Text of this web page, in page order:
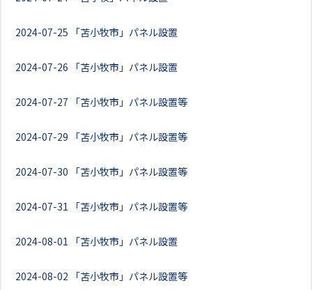
2024-07-25 「苫小牧市」パネル設置
2024-07-26 「苫小牧市」パネル設置
2024-07-27 「苫小牧市」パネル設置等
2024-07-29 「苫小牧市」パネル設置等
2024-07-30 「苫小牧市」パネル設置等
2024-07-31 「苫小牧市」パネル設置等
2024-08-01 「苫小牧市」パネル設置
2024-08-02 「苫小牧市」パネル設置等